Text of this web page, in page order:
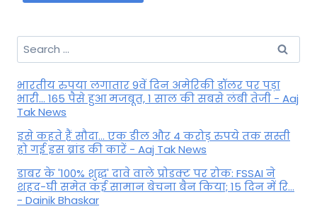
Search
for:
भारतीय रुपया लगातार 9वें दिन अमेरिकी डॉलर पर पड़ा
भारी... 165 पैसे हुआ मजबूत, 1 साल की सबसे लंबी तेजी - Aaj
Tak News
इसे कहते हैं सौदा... एक डील और 4 करोड़ रुपये तक सस्ती
हो गई इस ब्रांड की कारें - Aaj Tak News
डाबर के '100% शुद्ध' दावे वाले प्रोडक्ट पर रोक: FSSAI ने
शहद-घी समेत कई सामान बेचना बैन किया; 15 दिन में रि...
- Dainik Bhaskar